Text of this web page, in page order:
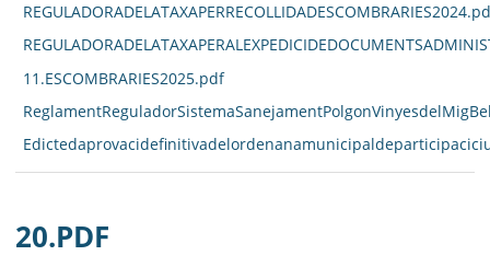
11.ESCOMBRARIES2025.pdf
20.PDF